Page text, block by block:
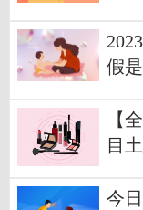
假
【
目
今